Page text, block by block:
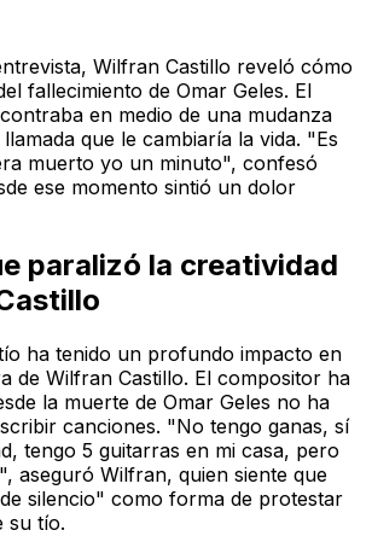
Wilfran Castillo reveló cómo
fallecimiento de Omar Geles. El
en medio de una mudanza
que le cambiaría la vida. "Es
muerto yo un minuto", confesó
ese momento sintió un dolor
paralizó la creatividad
ha tenido un profundo impacto en
de Wilfran Castillo. El compositor ha
la muerte de Omar Geles no ha
canciones. "No tengo ganas, sí
tengo 5 guitarras en mi casa, pero
aseguró Wilfran, quien siente que
silencio" como forma de protestar
su tío.